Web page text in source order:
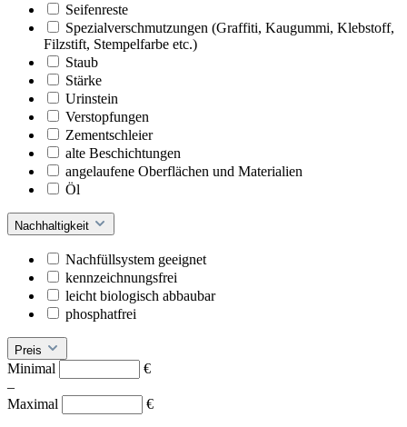
Seifenreste
Spezialverschmutzungen (Graffiti, Kaugummi, Klebstoff,
Filzstift, Stempelfarbe etc.)
Staub
Stärke
Urinstein
Verstopfungen
Zementschleier
alte Beschichtungen
angelaufene Oberflächen und Materialien
Öl
Nachhaltigkeit
Nachfüllsystem geeignet
kennzeichnungsfrei
leicht biologisch abbaubar
phosphatfrei
Preis
Minimal
€
–
Maximal
€